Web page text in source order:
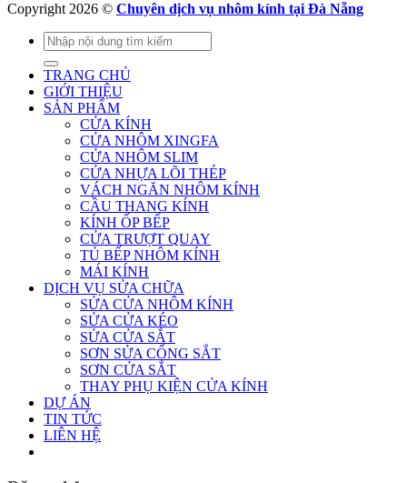
Copyright 2026 © Chuyên dịch vụ nhôm kính tại Đà Nẵng
Tìm
kiếm:
TRANG CHỦ
GIỚI THIỆU
SẢN PHẨM
CỬA KÍNH
CỬA NHÔM XINGFA
CỬA NHÔM SLIM
CỬA NHỰA LÕI THÉP
VÁCH NGĂN NHÔM KÍNH
CẦU THANG KÍNH
KÍNH ỐP BẾP
CỬA TRƯỢT QUAY
TỦ BẾP NHÔM KÍNH
MÁI KÍNH
DỊCH VỤ SỬA CHỮA
SỬA CỬA NHÔM KÍNH
SỬA CỬA KÉO
SỬA CỬA SẮT
SƠN SỬA CỔNG SẮT
SƠN CỬA SẮT
THAY PHỤ KIỆN CỬA KÍNH
DỰ ÁN
TIN TỨC
LIÊN HỆ